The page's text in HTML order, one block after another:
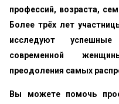
профессий, возраста,
Более трёх лет
исследуют
современной
преодоления самых
Вы можете помочь